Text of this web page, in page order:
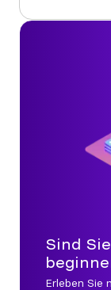
Sind
Erleben Sie